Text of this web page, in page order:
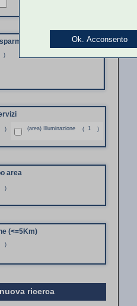
)
) (area) Illuminazione ( 1 )
area
)
(<=5Km)
)
ricerca
Ok. Acconsento